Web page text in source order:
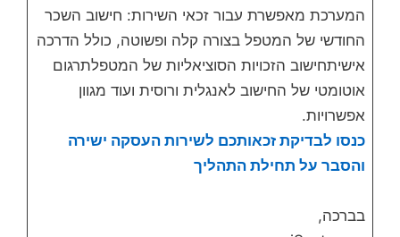
המערכת מאפשרת עבור זכאי השירות: חישוב השכר
החודשי של המטפל בצורה קלה ופשוטה, כולל הדרכה
אישיתחישוב הזכויות הסוציאליות של המטפלתרגום
אוטומטי של החישוב לאנגלית ורוסית ועוד מגוון
אפשרויות.
כנסו לבדיקת זכאותכם לשירות העסקה ישירה
והסבר על תחילת התהליך
בברכה,